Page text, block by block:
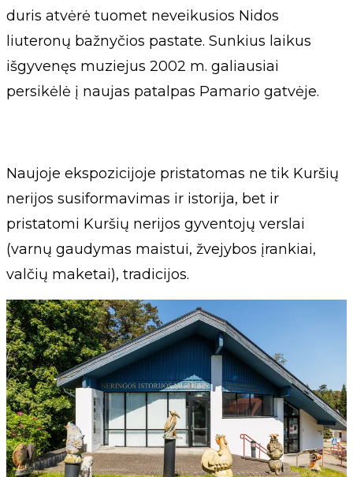
duris atvėrė tuomet neveikusios Nidos
liuteronų bažnyčios pastate. Sunkius laikus
išgyvenęs muziejus 2002 m. galiausiai
persikėlė į naujas patalpas Pamario gatvėje.
Naujoje ekspozicijoje pristatomas ne tik Kuršių
nerijos susiformavimas ir istorija, bet ir
pristatomi Kuršių nerijos gyventojų verslai
(varnų gaudymas maistui, žvejybos įrankiai,
valčių maketai), tradicijos.